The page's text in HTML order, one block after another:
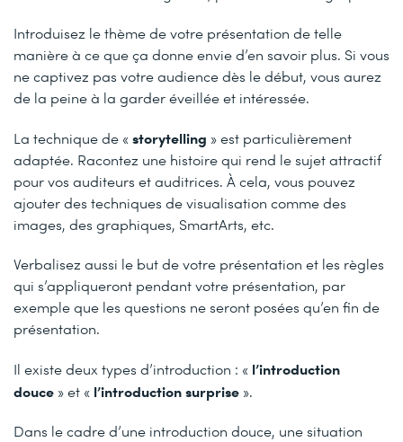
Introduisez le thème de votre présentation de telle
manière à ce que ça donne envie d’en savoir plus. Si vous
ne captivez pas votre audience dès le début, vous aurez
de la peine à la garder éveillée et intéressée.
La technique de «storytelling » est particulièrement
adaptée. Racontez une histoire qui rend le sujet attractif
pour vos auditeurs et auditrices. À cela, vous pouvez
ajouter des techniques de visualisation comme des
images, des graphiques, SmartArts, etc.
Verbalisez aussi le but de votre présentation et les règles
qui s’appliqueront pendant votre présentation, par
exemple que les questions ne seront posées qu’en fin de
présentation.
Il existe deux types d’introduction : « l’introduction
douce » et « l’introduction surprise ».
Dans le cadre d’une introduction douce, une situation